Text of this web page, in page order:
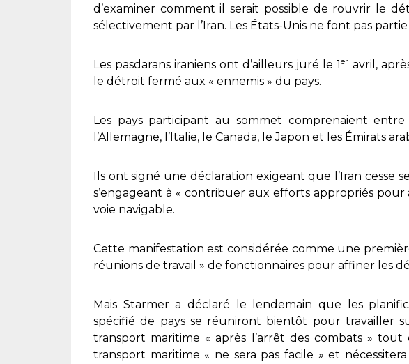
d’examiner comment il serait possible de rouvrir le
sélectivement par l’Iran. Les États-Unis ne font pas
Les pasdarans iraniens ont d’ailleurs juré le 1er avril,
le détroit fermé aux « ennemis » du pays.
Les pays participant au sommet comprenaient
l’Allemagne, l’Italie, le Canada, le Japon et les Émirats
Ils ont signé une déclaration exigeant que l’Iran cesse
s’engageant à « contribuer aux efforts appropriés pour
voie navigable.
Cette manifestation est considérée comme une
réunions de travail » de fonctionnaires pour affiner les
Mais Starmer a déclaré le lendemain que les
spécifié de pays se réuniront bientôt pour travailler
transport maritime « après l’arrêt des combats »
transport maritime « ne sera pas facile » et